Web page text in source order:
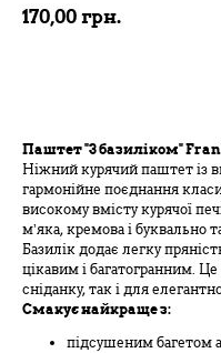
170,00 грн.
Паштет "З базиліком"
Ніжний курячий паштет із
гармонійне поєднання
високому вмісту курячої
м’яка, кремова і буквально
Базилік додає легку
цікавим і багатогранним.
сніданку, так і для
Смакує найкраще з:
підсушеним багетом